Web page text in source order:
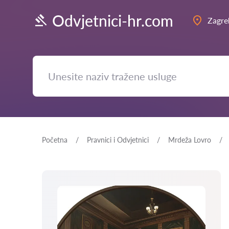
Odvjetnici-hr.com
Početna Pravnici i Odvjetnici Mrdeža Lovro